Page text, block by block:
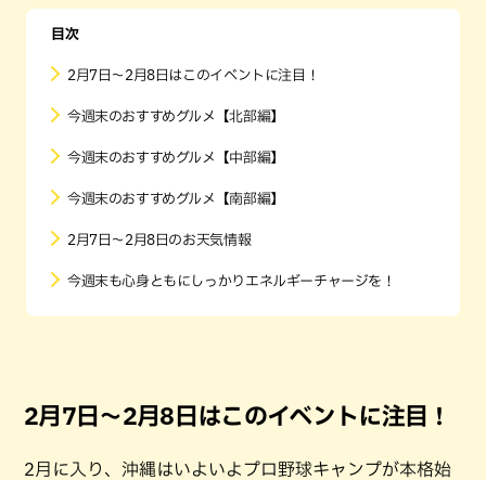
目次
2月7日〜2月8日はこのイベントに注目！
今週末のおすすめグルメ【北部編】
今週末のおすすめグルメ【中部編】
今週末のおすすめグルメ【南部編】
2月7日〜2月8日のお天気情報
今週末も心身ともにしっかりエネルギーチャージを！
2月7日〜2月8日はこのイベントに注目！
2月に入り、沖縄はいよいよプロ野球キャンプが本格始